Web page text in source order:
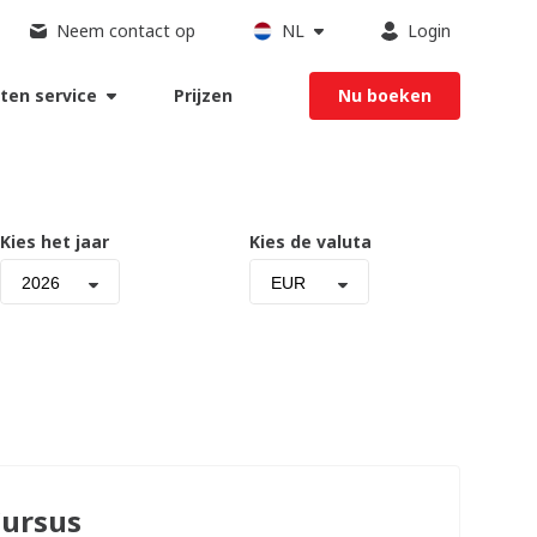
Neem contact op NL Login
service Prijzen Nu boeken
Kies het jaar
2026
Kies de valuta
EUR